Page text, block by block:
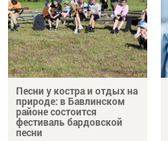
Песни у костра и отдых на
природе: в Бавлинском
районе состоится
фестиваль бардовской
песни